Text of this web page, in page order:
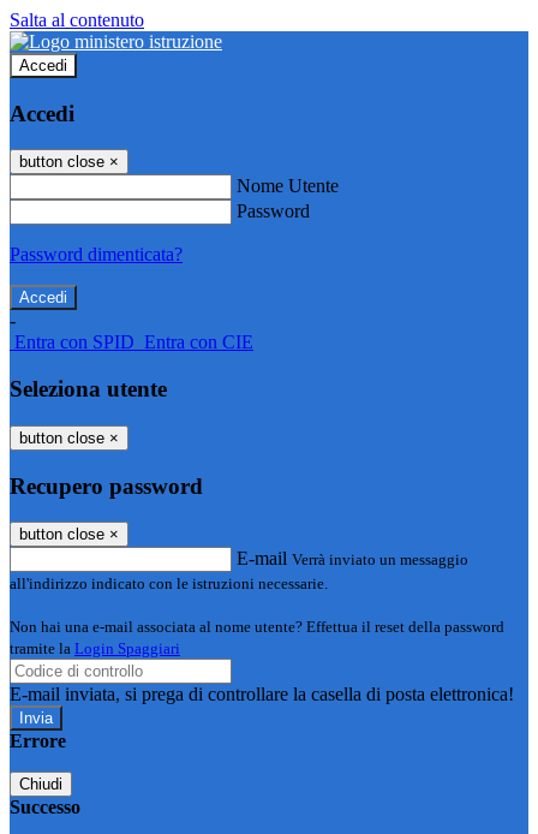
Salta al contenuto
Accedi
Accedi
button close ×
Nome Utente
Password
Password dimenticata?
-
Entra con SPID Entra con CIE
Seleziona utente
button close ×
Recupero password
button close ×
E-mail Verrà inviato un messaggio
all'indirizzo indicato con le istruzioni necessarie.
Non hai una e-mail associata al nome utente? Effettua il reset della password
tramite la Login Spaggiari
E-mail inviata, si prega di controllare la casella di posta elettronica!
Errore
Chiudi
Successo